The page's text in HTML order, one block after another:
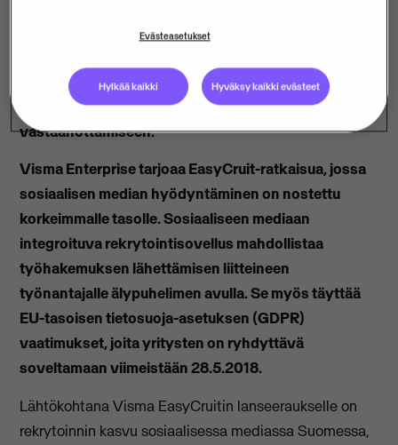
Työnantajat ovat kehityksessä jääneet jälkeen,
hyödyntää edelleen perinteisiä kanavia kuten
sähköpostia liitetiedostoineen työhakemusten
vastaanottamiseen.
Visma Enterprise tarjoaa EasyCruit-ratkaisua, jossa
sosiaalisen median hyödyntäminen on nostettu
korkeimmalle tasolle. Sosiaaliseen mediaan
integroituva rekrytointisovellus mahdollistaa
työhakemuksen lähettämisen liitteineen
työnantajalle älypuhelimen avulla. Se myös täyttää
EU-tasoisen tietosuoja-asetuksen (GDPR)
vaatimukset, joita yritysten on ryhdyttävä
soveltamaan viimeistään 28.5.2018.
Lähtökohtana Visma EasyCruitin lanseeraukselle on
rekrytoinnin kasvu sosiaalisessa mediassa Suomessa,
Evästeasetukset
Hylkää kaikki Hyväksy kaikki evästeet